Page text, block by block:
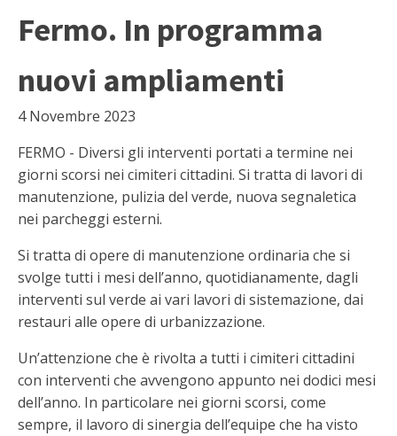
Fermo. In programma
nuovi ampliamenti
4 Novembre 2023
FERMO - Diversi gli interventi portati a termine nei
giorni scorsi nei cimiteri cittadini. Si tratta di lavori di
manutenzione, pulizia del verde, nuova segnaletica
nei parcheggi esterni.
Si tratta di opere di manutenzione ordinaria che si
svolge tutti i mesi dell’anno, quotidianamente, dagli
interventi sul verde ai vari lavori di sistemazione, dai
restauri alle opere di urbanizzazione.
Un’attenzione che è rivolta a tutti i cimiteri cittadini
con interventi che avvengono appunto nei dodici mesi
dell’anno. In particolare nei giorni scorsi, come
sempre, il lavoro di sinergia dell’equipe che ha visto